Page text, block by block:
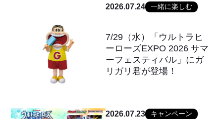
2026.07.24 一緒に楽しむ
7/29（水）「ウルトラヒ
ーローズEXPO 2026 サマ
ーフェスティバル」にガ
リガリ君が登場！
2026.07.23 キャンペーン